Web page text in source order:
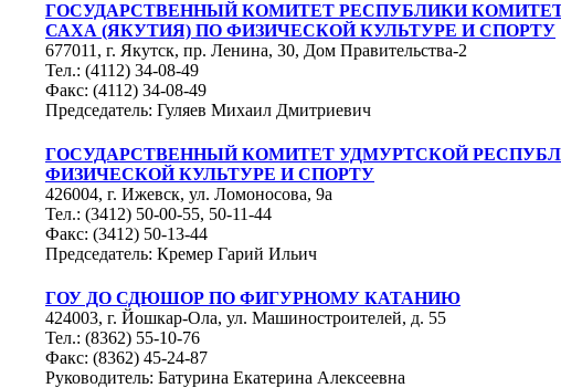
ГОСУДАРСТВЕННЫЙ КОМИТЕТ РЕСПУБЛИКИ
САХА (ЯКУТИЯ) ПО ФИЗИЧЕСКОЙ КУЛЬТУРЕ И СПОРТУ
677011, г. Якутск, пр. Ленина, 30, Дом Правительства-2
Тел.: (4112) 34-08-49
Факс: (4112) 34-08-49
Председатель: Гуляев Михаил Дмитриевич
ГОСУДАРСТВЕННЫЙ КОМИТЕТ УДМУРТСКОЙ
ФИЗИЧЕСКОЙ КУЛЬТУРЕ И СПОРТУ
426004, г. Ижевск, ул. Ломоносова, 9а
Тел.: (3412) 50-00-55, 50-11-44
Факс: (3412) 50-13-44
Председатель: Кремер Гарий Ильич
ГОУ ДО СДЮШОР ПО ФИГУРНОМУ КАТАНИЮ
424003, г. Йошкар-Ола, ул. Машиностроителей, д. 55
Тел.: (8362) 55-10-76
Факс: (8362) 45-24-87
Руководитель: Батурина Екатерина Алексеевна